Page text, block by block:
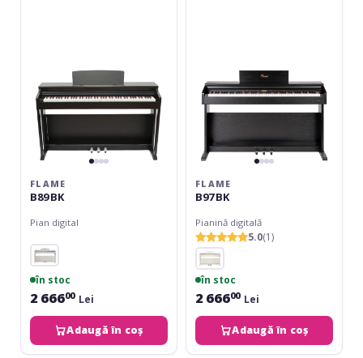
FLAME
B89 BK
Pian digital
în stoc
2 66600 Lei
Adaugă în coș
FLAME
B97 BK
Pianină digitală
5.0(1)
în stoc
2 66600 Lei
Adaugă în coș